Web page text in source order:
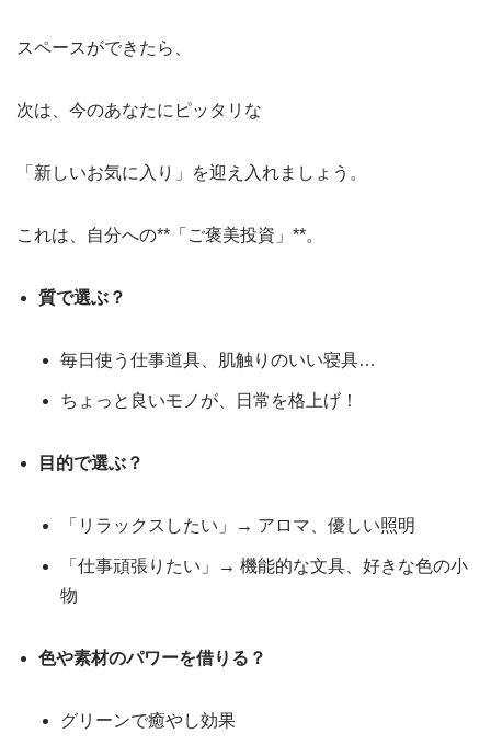
スペースができたら、
次は、今のあなたにピッタリな
「新しいお気に入り」を迎え入れましょう。
これは、自分への**「ご褒美投資」**。
質で選ぶ？
毎日使う仕事道具、肌触りのいい寝具…
ちょっと良いモノが、日常を格上げ！
目的で選ぶ？
「リラックスしたい」→ アロマ、優しい照明
「仕事頑張りたい」→ 機能的な文具、好きな色の小
物
色や素材のパワーを借りる？
グリーンで癒やし効果